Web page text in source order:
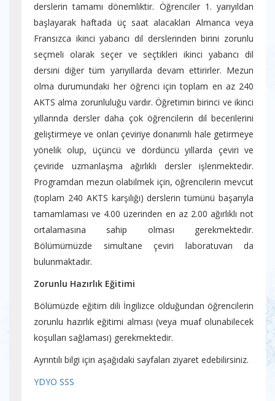
derslerin tamamı dönemliktir. Öğrenciler 1. yarıyıldan
başlayarak haftada üç saat alacakları Almanca veya
Fransızca ikinci yabancı dil derslerinden birini zorunlu
seçmeli olarak seçer ve seçtikleri ikinci yabancı dil
dersini diğer tüm yarıyıllarda devam ettirirler. Mezun
olma durumundaki her öğrenci için toplam en az 240
AKTS alma zorunluluğu vardır. Öğretimin birinci ve ikinci
yıllarında dersler daha çok öğrencilerin dil becerilerini
geliştirmeye ve onları çeviriye donanımlı hale getirmeye
yönelik olup, üçüncü ve dördüncü yıllarda çeviri ve
çeviride uzmanlaşma ağırlıklı dersler işlenmektedir.
Programdan mezun olabilmek için, öğrencilerin mevcut
(toplam 240 AKTS karşılığı) derslerin tümünü başarıyla
tamamlaması ve 4.00 üzerinden en az 2.00 ağırlıklı not
ortalamasına sahip olması gerekmektedir.
Bölümümüzde simultane çeviri laboratuvarı da
bulunmaktadır.
Zorunlu Hazırlık Eğitimi
Bölümüzde eğitim dili İngilizce olduğundan öğrencilerin
zorunlu hazırlık eğitimi alması (veya muaf olunabilecek
koşulları sağlaması) gerekmektedir.
Ayrıntılı bilgi için aşağıdaki sayfaları ziyaret edebilirsiniz.
YDYO SSS